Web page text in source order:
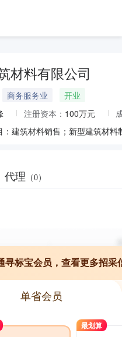
材料有限公司
商务服务业
开业
注册资本： 100万元
代理 （0）
寻标宝会员，查看更多招采
单省会员
最划算